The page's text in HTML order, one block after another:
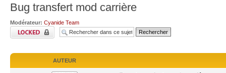
Bug transfert mod carrière
Modérateur: Cyanide Team
AUTEUR